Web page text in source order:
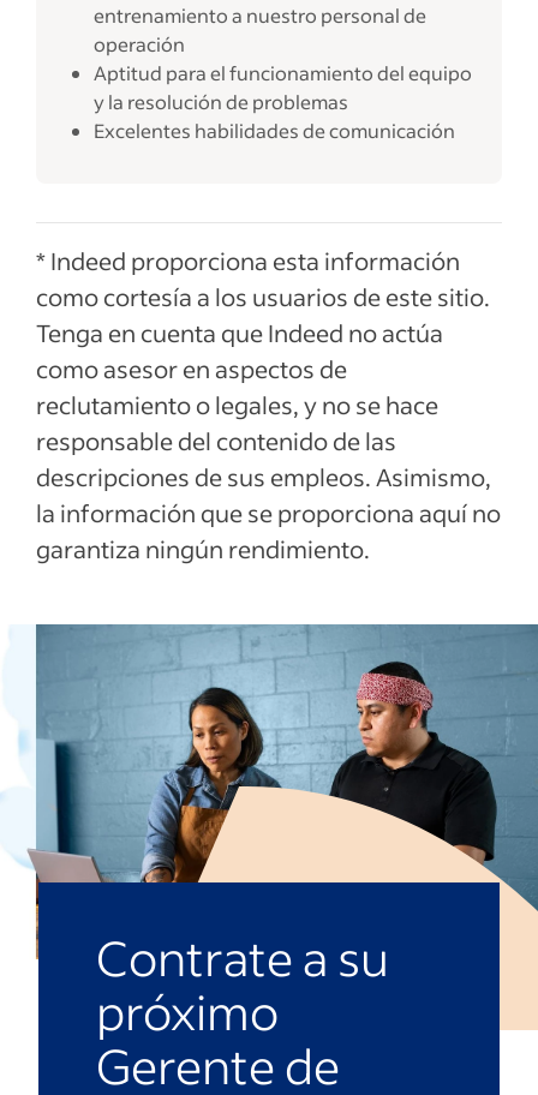
entrenamiento a nuestro personal de
operación
Aptitud para el funcionamiento del equipo
y la resolución de problemas
Excelentes habilidades de comunicación
* Indeed proporciona esta información
como cortesía a los usuarios de este sitio.
Tenga en cuenta que Indeed no actúa
como asesor en aspectos de
reclutamiento o legales, y no se hace
responsable del contenido de las
descripciones de sus empleos. Asimismo,
la información que se proporciona aquí no
garantiza ningún rendimiento.
Contrate a su
próximo
Gerente de